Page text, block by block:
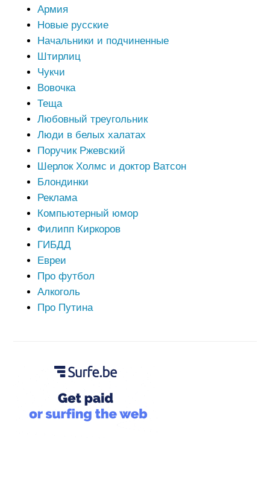
Армия
Новые русские
Начальники и подчиненные
Штирлиц
Чукчи
Вовочка
Теща
Любовный треугольник
Люди в белых халатах
Поручик Ржевский
Шерлок Холмс и доктор Ватсон
Блондинки
Реклама
Компьютерный юмор
Филипп Киркоров
ГИБДД
Евреи
Про футбол
Алкоголь
Про Путина